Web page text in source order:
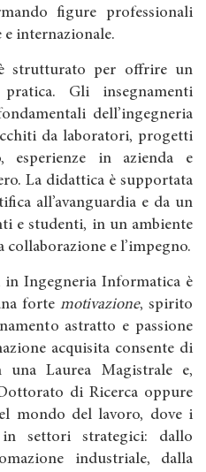
figure professionali
internazionale.
strutturato per offrire un
Gli insegnamenti
dell’ingegneria
da laboratori, progetti
in azienda e
La didattica è supportata
all’avanguardia e da un
e studenti, in un ambiente
collaborazione e l’impegno.
in Ingegneria Informatica è
forte motivazione, spirito
astratto e passione
acquisita consente di
Laurea Magistrale e,
di Ricerca oppure
mondo del lavoro, dove i
settori strategici: dallo
industriale, dalla